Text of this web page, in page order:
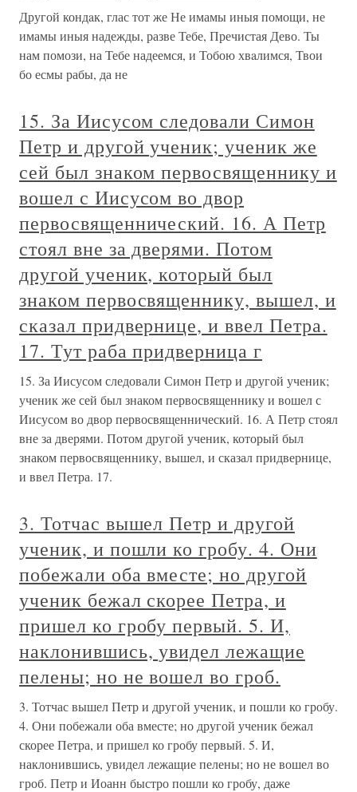
Другой кондaк, глас тот же Не имамы иныя помощи, не
имамы иныя надежды, разве Тебе, Пречистая Дево. Ты
нам помози, на Тебе надеемся, и Тобою хвaлимся, Твои
бо есмы рабы, да не
15. За Иисусом следовали Симон
Петр и другой ученик; ученик же
сей был знаком первосвященнику и
вошел с Иисусом во двор
первосвященнический. 16. А Петр
стоял вне за дверями. Потом
другой ученик, который был
знаком первосвященнику, вышел, и
сказал придвернице, и ввел Петра.
17. Тут раба придверница г
15. За Иисусом следовали Симон Петр и другой ученик;
ученик же сей был знаком первосвященнику и вошел с
Иисусом во двор первосвященнический. 16. А Петр стоял
вне за дверями. Потом другой ученик, который был
знаком первосвященнику, вышел, и сказал придвернице,
и ввел Петра. 17.
3. Тотчас вышел Петр и другой
ученик, и пошли ко гробу. 4. Они
побежали оба вместе; но другой
ученик бежал скорее Петра, и
пришел ко гробу первый. 5. И,
наклонившись, увидел лежащие
пелены; но не вошел во гроб.
3. Тотчас вышел Петр и другой ученик, и пошли ко гробу.
4. Они побежали оба вместе; но другой ученик бежал
скорее Петра, и пришел ко гробу первый. 5. И,
наклонившись, увидел лежащие пелены; но не вошел во
гроб. Петр и Иоанн быстро пошли ко гробу, даже